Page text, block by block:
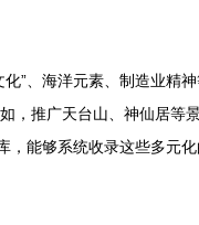
”、海洋元素、制造业精
推广天台山、神仙居等
能够系统收录这些多元